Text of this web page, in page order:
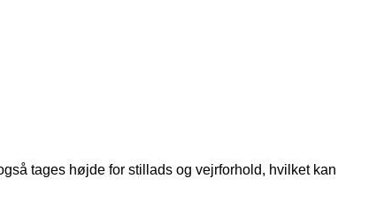
tages højde for stillads og vejrforhold, hvilket kan